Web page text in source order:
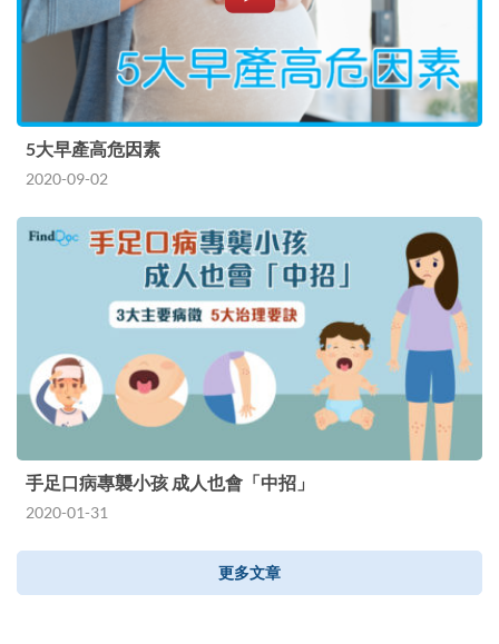
5大早產高危因素
2020-09-02
手足口病專襲小孩 成人也會「中招」
2020-01-31
更多文章